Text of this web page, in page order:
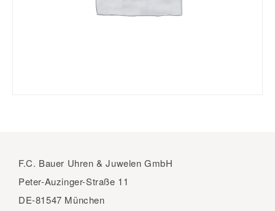
F.C. Bauer Uhren & Juwelen GmbH
Peter-Auzinger-Straße 11
DE-81547 München